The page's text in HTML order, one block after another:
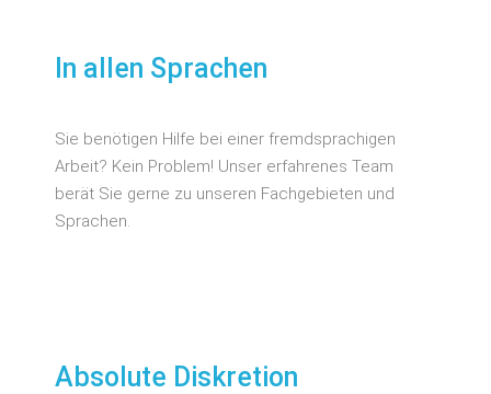
In allen Sprachen
Sie benötigen Hilfe bei einer fremdsprachigen
Arbeit? Kein Problem! Unser erfahrenes Team
berät Sie gerne zu unseren Fachgebieten und
Sprachen.
Absolute Diskretion